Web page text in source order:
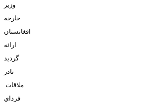
وزير
خارجه
افغانستان
ارائه
گرديد
تادر
ملاقات
فرداي